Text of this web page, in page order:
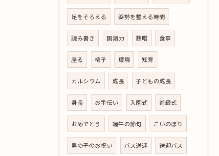
足をそろえる 姿勢を整える時間
読み書き 国語力 数唱 食事
座る 椅子 環境 知育
カルシウム 成長 子どもの成長
身長 お手伝い 入園式 進級式
おめでとう 端午の節句 こいのぼり
男の子のお祝い バス送迎 送迎バス